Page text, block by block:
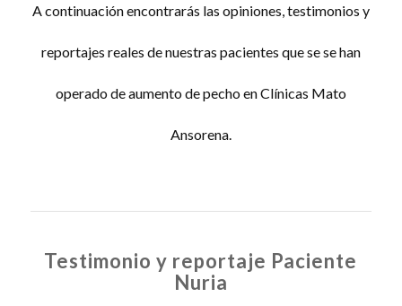
A continuación encontrarás las opiniones, testimonios y
reportajes reales de nuestras pacientes que se se han
operado de aumento de pecho en Clínicas Mato
Ansorena.
Testimonio y reportaje Paciente
Nuria